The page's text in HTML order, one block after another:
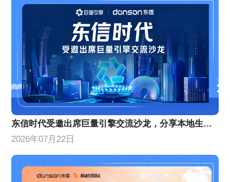
东信时代受邀出席巨量引擎交流沙龙，分享本地生活增量策略
2026年07月22日